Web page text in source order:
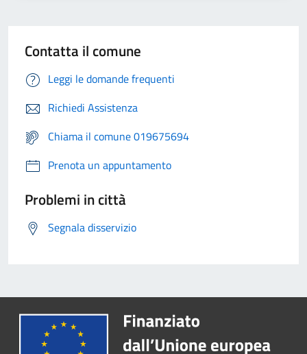
Contatta il comune
Leggi le domande frequenti
Richiedi Assistenza
Chiama il comune 019675694
Prenota un appuntamento
Problemi in città
Segnala disservizio